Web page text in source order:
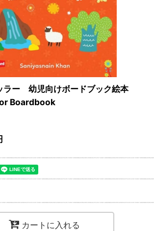
ラー 幼児向けボードブック絵本
Boardbook
カートに入れる